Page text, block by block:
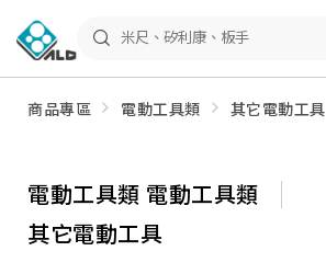
Shop
商
專
具、
商品專區 電動工具類 其它電動工具
電動工具類 電動工具類
其它電動工具